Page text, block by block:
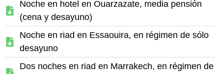
Noche en hotel en Ouarzazate, media pensión
(cena y desayuno)
Noche en riad en Essaouira, en régimen de sólo
desayuno
Dos noches en riad en Marrakech, en régimen de